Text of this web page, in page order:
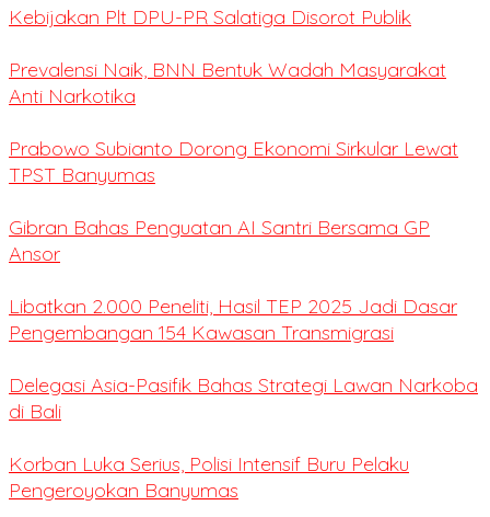
Kebijakan Plt DPU-PR Salatiga Disorot Publik
Prevalensi Naik, BNN Bentuk Wadah Masyarakat
Anti Narkotika
Prabowo Subianto Dorong Ekonomi Sirkular Lewat
TPST Banyumas
Gibran Bahas Penguatan AI Santri Bersama GP
Ansor
Libatkan 2.000 Peneliti, Hasil TEP 2025 Jadi Dasar
Pengembangan 154 Kawasan Transmigrasi
Delegasi Asia-Pasifik Bahas Strategi Lawan Narkoba
di Bali
Korban Luka Serius, Polisi Intensif Buru Pelaku
Pengeroyokan Banyumas